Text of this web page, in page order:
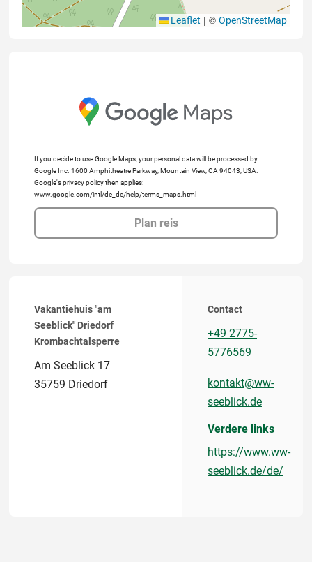
Leaflet | © OpenStreetMap
If you decide to use Google Maps, your personal data will be processed by
Google Inc. 1600 Amphitheatre Parkway, Mountain View, CA 94043, USA.
Google's privacy policy then applies:
www.google.com/intl/de_de/help/terms_maps.html
Plan reis
Vakantiehuis "am
Seeblick" Driedorf
Krombachtalsperre
Am Seeblick 17
35759 Driedorf
Contact
+49 2775-
5776569
kontakt@ww-
seeblick.de
Verdere links
https://www.ww-
seeblick.de/de/